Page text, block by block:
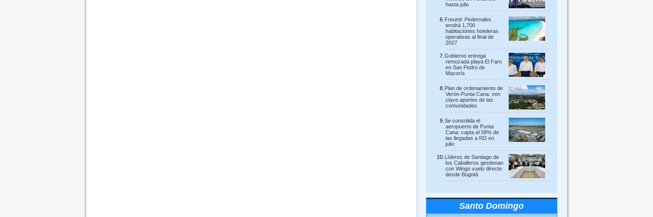
hasta julio
Freund: Pedernales
tendrá 1,700
habitaciones hoteleras
operativas al final de
2027
Gobierno entrega
remozada playa El Faro
en San Pedro de
Macorís
Plan de ordenamiento de
Verón-Punta Cana: ven
clave aportes de las
comunidades
Se consolida el
aeropuerto de Punta
Cana: capta el 58% de
las llegadas a RD en
julio
Líderes de Santiago de
los Caballeros gestionan
con Wingo vuelo directo
desde Bogotá
Santo Domingo